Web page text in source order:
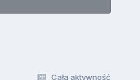
Cała aktywność